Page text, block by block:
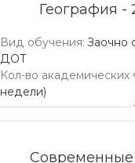
География -
Вид обучения: Заочно
ДОТ
Кол-во академических
недели)
Современные